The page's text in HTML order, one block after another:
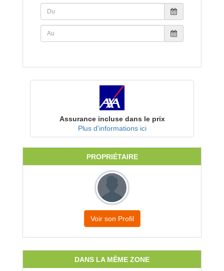
Assurance incluse dans le prix
Plus d'informations ici
PROPRIÉTAIRE
Voir son Profil
DANS LA MÊME ZONE